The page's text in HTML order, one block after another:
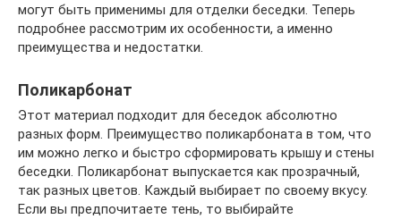
могут быть применимы для отделки беседки. Теперь
подробнее рассмотрим их особенности, а именно
преимущества и недостатки.
Поликарбонат
Этот материал подходит для беседок абсолютно
разных форм. Преимущество поликарбоната в том, что
им можно легко и быстро сформировать крышу и стены
беседки. Поликарбонат выпускается как прозрачный,
так разных цветов. Каждый выбирает по своему вкусу.
Если вы предпочитаете тень, то выбирайте